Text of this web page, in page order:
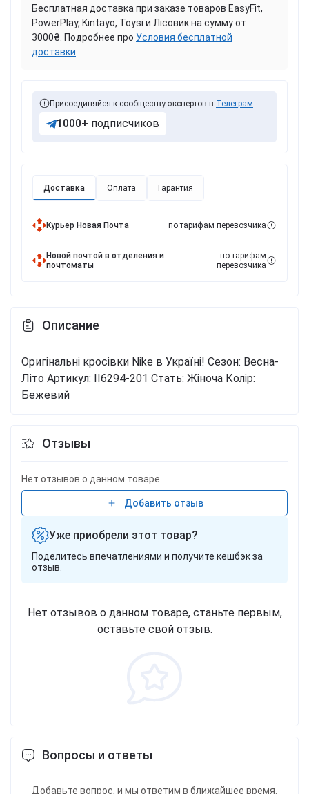
Доставка Оплата Гарантия
Курьер Новая Почта по тарифам перевозчика
Новой почтой в отделения и
почтоматы
по тарифам
перевозчика
Бесплатная доставка при заказе товаров EasyFit,
PowerPlay, Kintayo, Toysi и Лісовик на сумму от
3000₴. Подробнее про Условия бесплатной
доставки
Присоединяйся к сообществу экспертов в Телеграм
1000+ подписчиков
Описание
Оригінальні кросівки Nike в Україні! Сезон: Весна-
Літо Артикул: II6294-201 Стать: Жіноча Колір:
Бежевий
Отзывы
Нет отзывов о данном товаре.
Добавить отзыв
Уже приобрели этот товар?
Поделитесь впечатлениями и получите кешбэк за
отзыв.
Нет отзывов о данном товаре, станьте первым,
оставьте свой отзыв.
Вопросы и ответы
Добавьте вопрос, и мы ответим в ближайшее время.